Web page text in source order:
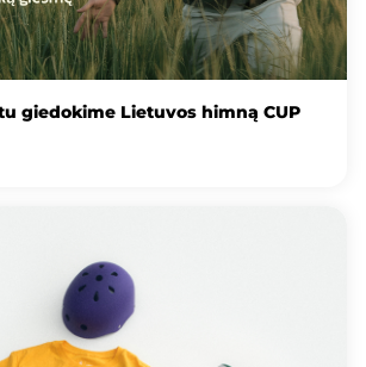
giedokime Lietuvos himną CUP